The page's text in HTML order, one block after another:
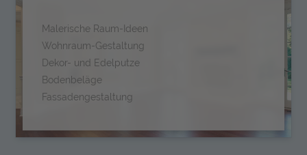
Malerische Raum-Ideen
Wohnraum-Gestaltung
Dekor- und Edelputze
Bodenbeläge
Fassadengestaltung